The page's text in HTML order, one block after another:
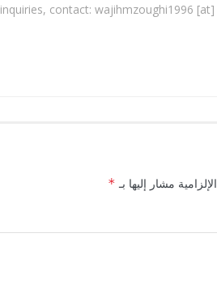
inquiries, contact: wajihmzoughi1996
مشار إليها بـ *